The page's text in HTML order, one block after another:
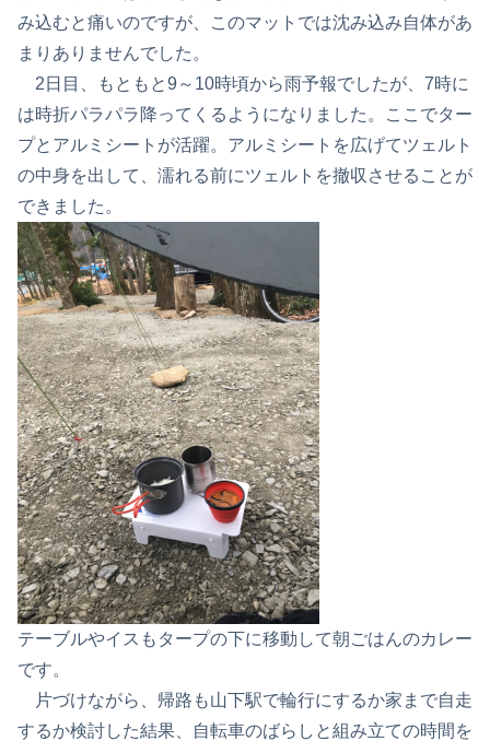
み込むと痛いのですが、このマットでは沈み込み自体があ
まりありませんでした。
2日目、もともと9～10時頃から雨予報でしたが、7時に
は時折パラパラ降ってくるようになりました。ここでター
プとアルミシートが活躍。アルミシートを広げてツェルト
の中身を出して、濡れる前にツェルトを撤収させることが
できました。
テーブルやイスもタープの下に移動して朝ごはんのカレー
です。
片づけながら、帰路も山下駅で輪行にするか家まで自走
するか検討した結果、自転車のばらしと組み立ての時間を